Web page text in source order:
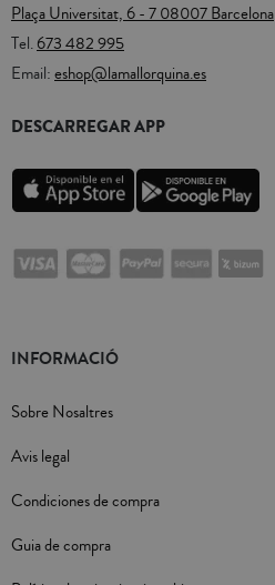
Plaça Universitat, 6 - 7 08007 Barcelona
Tel.673 482 995
Email:eshop@lamallorquina.es
DESCARREGAR APP
INFORMACIÓ
Sobre Nosaltres
Avis legal
Condiciones de compra
Guia de compra